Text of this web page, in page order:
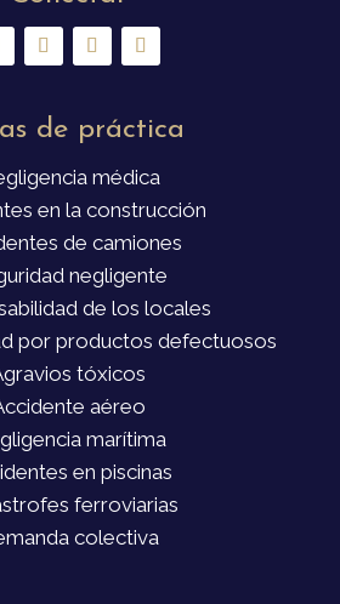
de práctica
médica
en la construcción
de camiones
negligente
de los locales
por productos defectuosos
tóxicos
aéreo
marítima
en piscinas
ferroviarias
colectiva